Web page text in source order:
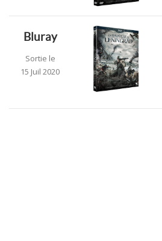
Bluray
Sortie le
15 Juil 2020